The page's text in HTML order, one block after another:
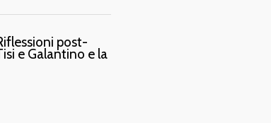
post-
e Galantino e la